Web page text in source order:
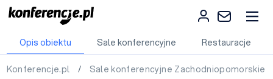
Opis obiektu Sale konferencyjne Restauracje
Konferencje.pl / Sale konferencyjne Zachodniopomorskie